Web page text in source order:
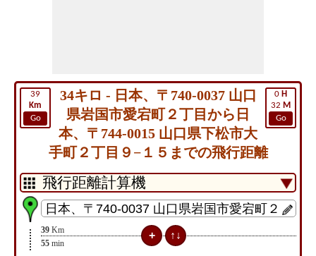
39
Km
Go
0 H
32 M
Go
34キロ - 日本、〒740-0037 山口
県岩国市愛宕町２丁目から日
本、〒744-0015 山口県下松市大
手町２丁目９−１５までの飛行距離
39 Km
55 min